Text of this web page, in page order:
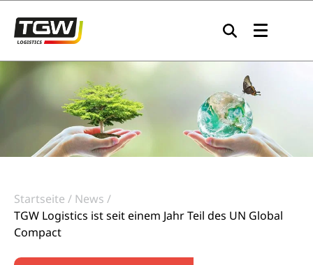
Startseite
News
TGW Logistics ist seit einem Jahr Teil des UN Global
Compact